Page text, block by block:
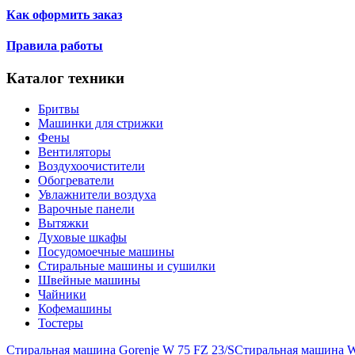
Как оформить заказ
Правила работы
Каталог техники
Бритвы
Машинки для стрижки
Фены
Вентиляторы
Воздухоочистители
Обогреватели
Увлажнители воздуха
Варочные панели
Вытяжки
Духовые шкафы
Посудомоечные машины
Стиральные машины и сушилки
Швейные машины
Чайники
Кофемашины
Тостеры
Стиральная машина Gorenje W 75 FZ 23/SСтиральная машина